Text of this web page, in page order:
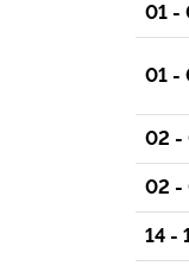
01 -
01 -
02 -
02 -
14 -